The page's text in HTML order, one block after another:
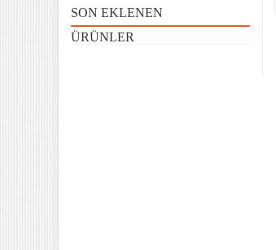
SON EKLENEN
ÜRÜNLER